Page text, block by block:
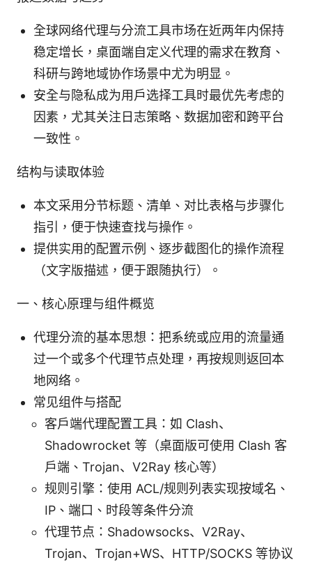
全球网络代理与分流工具市场在近两年内保持
稳定增长，桌面端自定义代理的需求在教育、
科研与跨地域协作场景中尤为明显。
安全与隐私成为用户选择工具时最优先考虑的
因素，尤其关注日志策略、数据加密和跨平台
一致性。
结构与读取体验
本文采用分节标题、清单、对比表格与步骤化
指引，便于快速查找与操作。
提供实用的配置示例、逐步截图化的操作流程
（文字版描述，便于跟随执行）。
一、核心原理与组件概览
代理分流的基本思想：把系统或应用的流量通
过一个或多个代理节点处理，再按规则返回本
地网络。
常见组件与搭配
客户端代理配置工具：如 Clash、
Shadowrocket 等（桌面版可使用 Clash 客
户端、Trojan、V2Ray 核心等）
规则引擎：使用 ACL/规则列表实现按域名、
IP、端口、时段等条件分流
代理节点：Shadowsocks、V2Ray、
Trojan、Trojan+WS、HTTP/SOCKS 等协议